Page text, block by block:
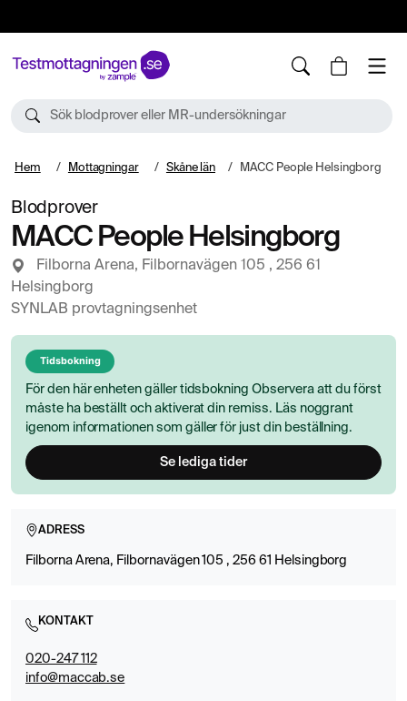
Sök blodprover eller MR-undersökningar
Hem Mottagningar Skåne län MACC People Helsingborg
Blodprover
MACC People Helsingborg
Filborna Arena, Filbornavägen 105 , 256 61
Helsingborg
SYNLAB provtagningsenhet
Tidsbokning
För den här enheten gäller tidsbokning Observera att du först
måste ha beställt och aktiverat din remiss. Läs noggrant
igenom informationen som gäller för just din beställning.
Se lediga tider
ADRESS
Filborna Arena, Filbornavägen 105 , 256 61 Helsingborg
KONTAKT
020-247 112
info@maccab.se